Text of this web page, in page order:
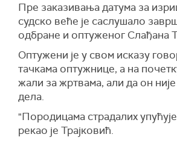
Пре заказивања датума за
судско веће је саслушало
одбране и оптуженог Слађана
Оптужени је у свом исказу
тачкама оптужнице, а на
жали за жртвама, али да он
дела.
"Породицама страдалих
рекао је Трајковић.